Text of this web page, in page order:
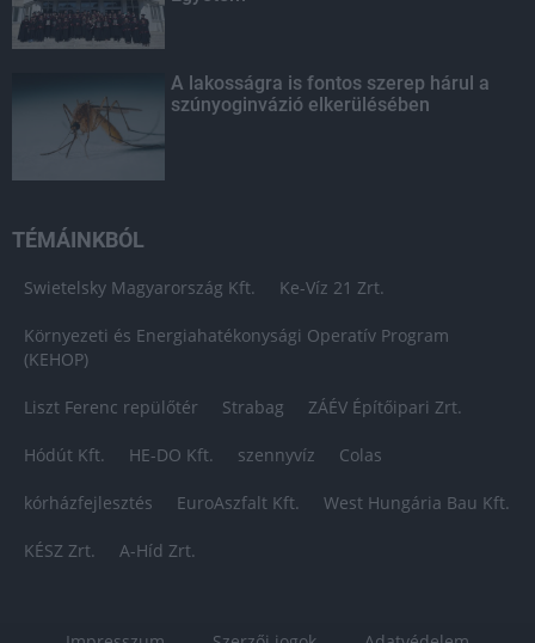
A lakosságra is fontos szerep hárul a
szúnyoginvázió elkerülésében
TÉMÁINKBÓL
Swietelsky Magyarország Kft. Ke-Víz 21 Zrt.
Környezeti és Energiahatékonysági Operatív Program
(KEHOP)
Liszt Ferenc repülőtér Strabag ZÁÉV Építőipari Zrt.
Hódút Kft. HE-DO Kft. szennyvíz Colas
kórházfejlesztés EuroAszfalt Kft. West Hungária Bau Kft.
KÉSZ Zrt. A-Híd Zrt.